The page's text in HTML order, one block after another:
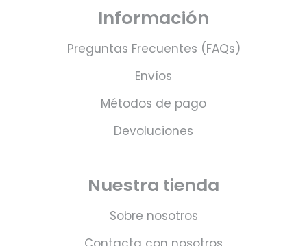
Información
Preguntas Frecuentes (FAQs)
Envíos
Métodos de pago
Devoluciones
Nuestra tienda
Sobre nosotros